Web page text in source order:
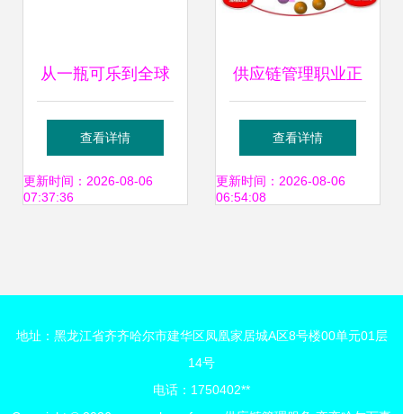
从一瓶可乐到全球
网络 专访可口可乐
供应链总监谈高效
查看详情
更新时间：2026-08-06
07:37:36
供应链管理职业正
迎来春天 供应链管
理服务的机遇与挑
查看详情
更新时间：2026-08-06
06:54:08
地址：黑龙江省齐齐哈尔市建华区凤凰家居城A区8号楼00单元01层
14号
电话：1750402**